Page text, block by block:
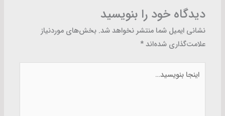
دیدگاه‌ خود را بنویسید
نشانی ایمیل شما منتشر نخواهد شد. بخش‌های موردنیاز
علامت‌گذاری شده‌اند*
بنویسید…